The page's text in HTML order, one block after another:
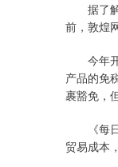
据了解
前，敦煌
今年开
产品的免
裹豁免，
《每日
贸易成本